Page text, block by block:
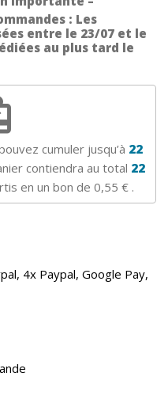
: Les
entre le 23/07 et le
au plus tard le
cumuler jusqu’à 22
contiendra au total 22
en un bon de 0,55 €.
4x Paypal, Google Pay,